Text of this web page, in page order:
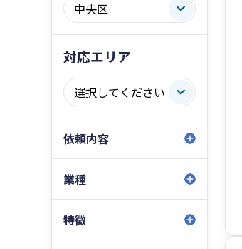
対応エリア
依頼内容
業種
特徴